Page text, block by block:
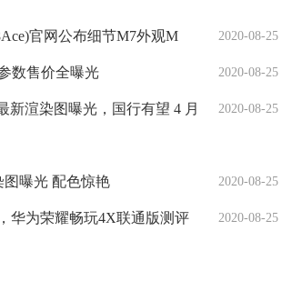
2020-08-25
官网公布细节M7外观M
2020-08-25
数售价全曝光
2020-08-25
新渲染图曝光，国行有望 4 月
2020-08-25
曝光 配色惊艳
2020-08-25
华为荣耀畅玩4X联通版测评